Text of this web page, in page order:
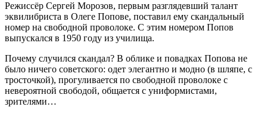
Режиссёр Сергей Морозов, первым разглядевший талант
эквилибриста в Олеге Попове, поставил ему скандальный
номер на свободной проволоке. С этим номером Попов
выпускался в 1950 году из училища.
Почему случился скандал? В облике и повадках Попова не
было ничего советского: одет элегантно и модно (в шляпе, с
тросточкой), прогуливается по свободной проволоке с
невероятной свободой, общается с униформистами,
зрителями…